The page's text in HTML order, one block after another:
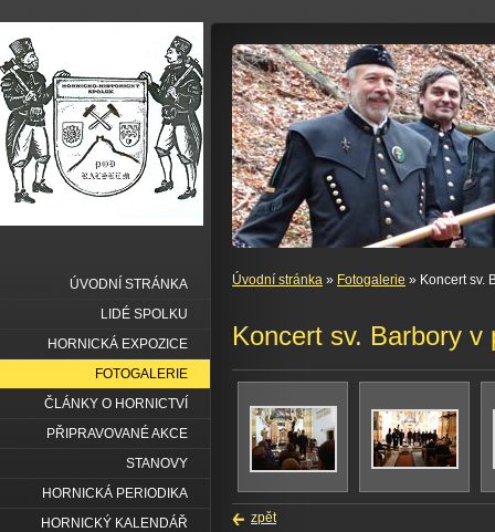
Úvodní stránka » Fotogalerie » Koncert sv.
Koncert sv. Barbory v
zpět
ÚVODNÍ STRÁNKA
LIDÉ SPOLKU
HORNICKÁ EXPOZICE
FOTOGALERIE
ČLÁNKY O HORNICTVÍ
PŘIPRAVOVANÉ AKCE
STANOVY
HORNICKÁ PERIODIKA
HORNICKÝ KALENDÁŘ